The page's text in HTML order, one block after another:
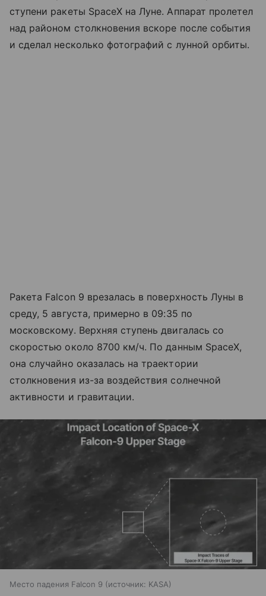
ступени ракеты SpaceX на Луне. Аппарат пролетел
над районом столкновения вскоре после события
и сделал несколько фотографий с лунной орбиты.
Ракета Falcon 9 врезалась в поверхность Луны в
среду, 5 августа, примерно в 09:35 по
московскому. Верхняя ступень двигалась со
скоростью около 8700 км/ч. По данным SpaceX,
она случайно оказалась на траектории
столкновения из-за воздействия солнечной
активности и гравитации.
Место падения Falcon 9 источник: KASA